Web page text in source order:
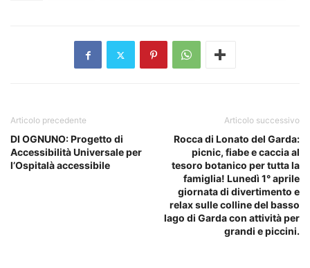
Articolo precedente
DI OGNUNO: Progetto di
Accessibilità Universale per
l’Ospitalà accessibile
Articolo successivo
Rocca di Lonato del Garda:
picnic, fiabe e caccia al
tesoro botanico per tutta la
famiglia! Lunedì 1° aprile
giornata di divertimento e
relax sulle colline del basso
lago di Garda con attività per
grandi e piccini.